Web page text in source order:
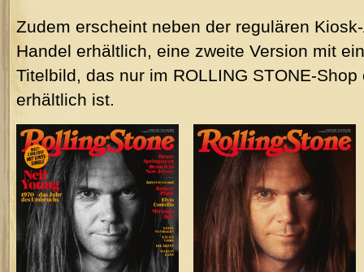
Zudem erscheint neben der regulären
Handel erhältlich, eine zweite Version mit
Titelbild, das nur im ROLLING STONE-
erhältlich ist.